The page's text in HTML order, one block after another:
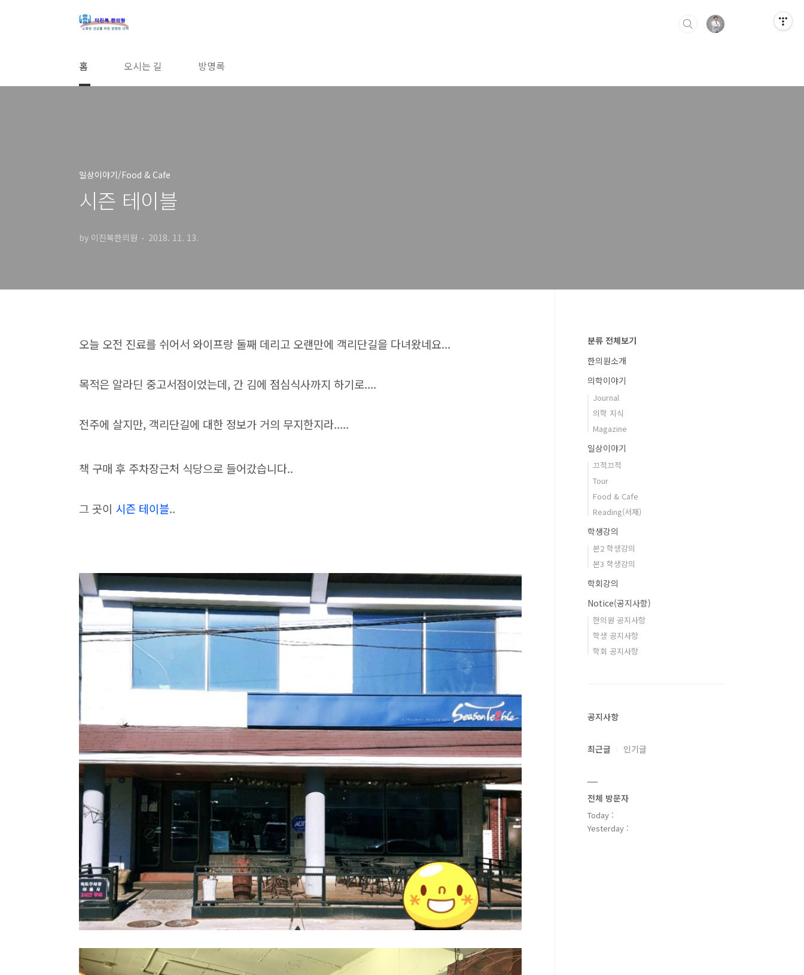
홈 오시는 길 방명록
일상이야기/Food & Cafe
시즌 테이블
by 이진복한의원 2018. 11. 13.
오늘 오전 진료를 쉬어서 와이프랑 둘째 데리고 오랜만에 객리단길을 다녀왔네요...
목적은 알라딘 중고서점이었는데, 간 김에 점심식사까지 하기로....
전주에 살지만, 객리단길에 대한 정보가 거의 무지한지라.....
책 구매 후 주차장근처 식당으로 들어갔습니다..
그 곳이 시즌 테이블..
분류 전체보기
한의원소개
의학이야기
Journal
의학 지식
Magazine
일상이야기
끄적끄적
Tour
Food & Cafe
Reading(서재)
학생강의
본2 학생강의
본3 학생강의
학회강의
Notice(공지사항)
한의원 공지사항
학생 공지사항
학회 공지사항
공지사항
최근글 인기글
전체 방문자
Today :
Yesterday :